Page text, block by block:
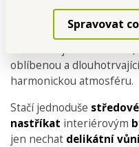
Spravovat
oblíbenou a
harmonickou atmosféru.
Stačí jednoduše
nastříkat interiérovým
jen nechat delikátnívůni